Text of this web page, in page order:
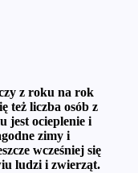
z roku na rok
też liczba osób z
jest ocieplenie i
zimy i
wcześniej się
ludzi i zwierząt.